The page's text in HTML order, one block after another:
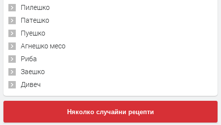
Пилешко
Патешко
Пуешко
Агнешко месо
Риба
Заешко
Дивеч
Няколко случайни рецепти